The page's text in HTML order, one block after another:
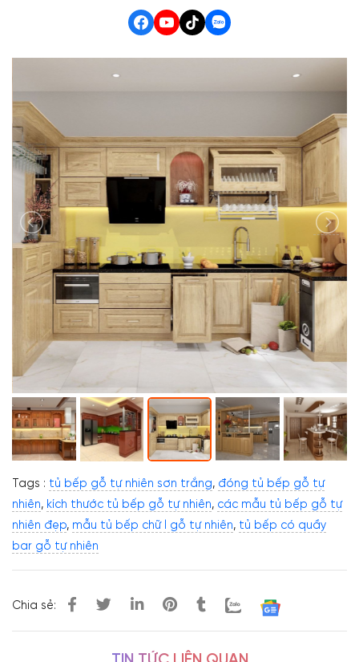
Tags : tủ bếp gỗ tự nhiên sơn trắng, đóng tủ bếp gỗ tự
nhiên, kích thước tủ bếp gỗ tự nhiên, các mẫu tủ bếp gỗ tự
nhiên đẹp, mẫu tủ bếp chữ l gỗ tự nhiên, tủ bếp có quầy
bar gỗ tự nhiên
Chia sẻ: